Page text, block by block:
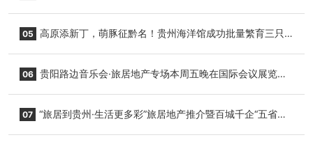
05 高原添新丁，萌豚征黔名！贵州海洋馆成功批量繁育三只
06 贵阳路边音乐会·旅居地产专场本周五晚在国际会议展览中
07 “旅居到贵州·生活更多彩”旅居地产推介暨百城千企“五省